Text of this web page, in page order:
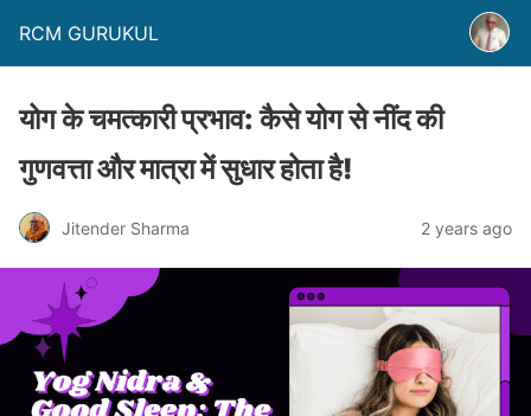
RCM GURUKUL
योग के चमत्कारी प्रभाव: कैसे योग से नींद की
गुणवत्ता और मात्रा में सुधार होता है!
Jitender Sharma 2 years ago